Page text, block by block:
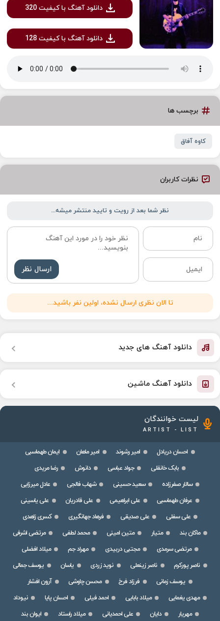
دانلود آهنگ با کیفیت 320
دانلود آهنگ با کیفیت 128
برچسب ها
کاوه آفاق
نظرات کاربران
نظر شما بعد از رویت و تایید منتشر میشه...
ارسال نظر
تا الان نظری ارسال نشده، اولین نفر باشید...
دانلود آهنگ های جدید
دانلود آهنگ ماشین
لیست خوانندگان
ARTIST - LIST
احسان دریادل امیر رشوند امیر ماهان
ایمان طهماسبی
بابک خانقلی
جواد عباسی دانوش
رضا مریدی
سالار صفرزاده
سعید حسینی شهاب فالجی
عادل میرزایی
عرفان طهماسبی
علی ابراهیمی علی قادریان
علی یاسینی
علی سفلی
علی صدیقی فرهاد جهانگیری
کسری زاهدی
ماکان بند
متیار متین امینی محمد لطفی
مرتضی اشرفی
مرتضی سرمدی
مجتبی دربیدی مهراد جم
میلاد افضلی
ناصر پورکرم
ناصر زینعلی نوید زردی یاسان
یوسف جمالی
یوسف زمانی
فرزاد فرخ محسن چاوشی
آرون افشار
مهدی یغمایی
میلاد بابایی احمد فیلی احسان پایا
نیوداد
مهریار
دایان علی احمدیانی میلاد راستاد
ایوان بند